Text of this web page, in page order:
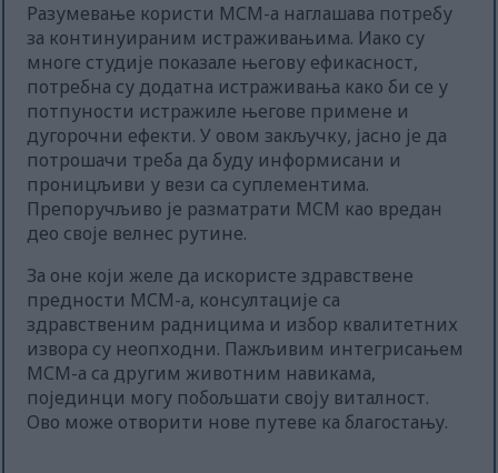
Разумевање користи МСМ-а наглашава потребу
за континуираним истраживањима. Иако су
многе студије показале његову ефикасност,
потребна су додатна истраживања како би се у
потпуности истражиле његове примене и
дугорочни ефекти. У овом закључку, јасно је да
потрошачи треба да буду информисани и
проницљиви у вези са суплементима.
Препоручљиво је разматрати МСМ као вредан
део своје велнес рутине.
За оне који желе да искористе здравствене
предности МСМ-а, консултације са
здравственим радницима и избор квалитетних
извора су неопходни. Пажљивим интегрисањем
МСМ-а са другим животним навикама,
појединци могу побољшати своју виталност.
Ово може отворити нове путеве ка благостању.